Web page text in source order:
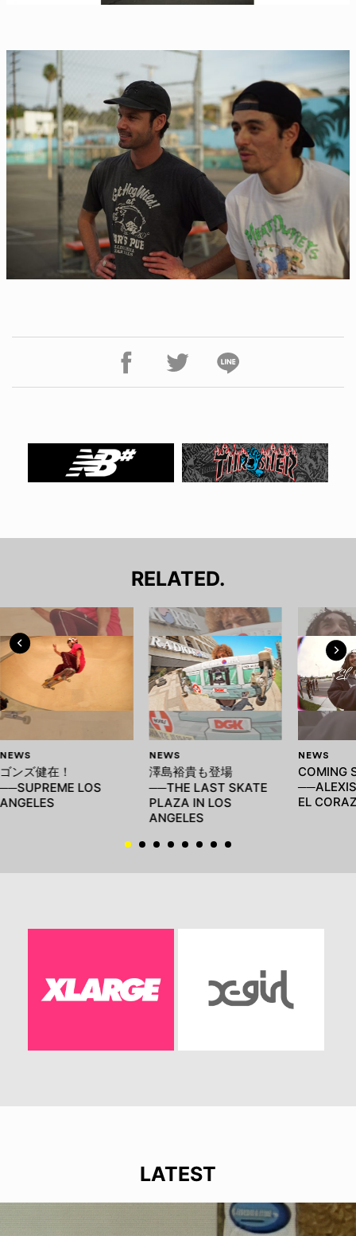
RELATED.
NEWS
ゴンズ健在！
──SUPREME LOS
ANGELES
NEWS
澤島裕貴も登場
──THE LAST SKATE
PLAZA IN LOS
ANGELES
NEWS
COMING
EL
LATEST